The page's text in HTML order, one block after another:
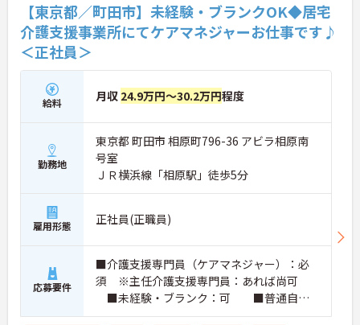
【東京都／町田市】未経験・ブランクOK◆居宅
介護支援事業所にてケアマネジャーお仕事です♪
＜正社員＞
給料 月収 24.9万円～30.2万円程度
勤務地
東京都 町田市 相原町796-36 アビラ相原南
号室
ＪＲ横浜線「相原駅」徒歩5分
雇用形態 正社員(正職員)
応募要件
■介護支援専門員（ケアマネジャー）：必
須 ※主任介護支援専門員：あれば尚可
■未経験・ブランク：可 ■普通自動
車運転免許（AT限定可）：必須